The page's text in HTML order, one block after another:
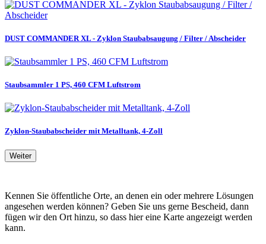
DUST COMMANDER XL - Zyklon Staubabsaugung / Filter / Abscheider
Staubsammler 1 PS, 460 CFM Luftstrom
Zyklon-Staubabscheider mit Metalltank, 4-Zoll
Weiter
Kennen Sie öffentliche Orte, an denen ein oder mehrere Lösungen
angesehen werden können? Geben Sie uns gerne Bescheid, dann
fügen wir den Ort hinzu, so dass hier eine Karte angezeigt werden
kann.